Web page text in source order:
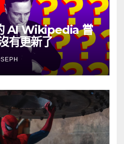
AI Wikipedia 嘗
有更新了